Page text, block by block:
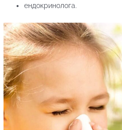
ендокринолога.